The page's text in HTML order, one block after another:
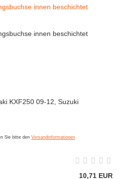
innen beschichtet
innen beschichtet
KXF250 09-12, Suzuki
Sie bitte den Versandinformationen
10,71 EUR